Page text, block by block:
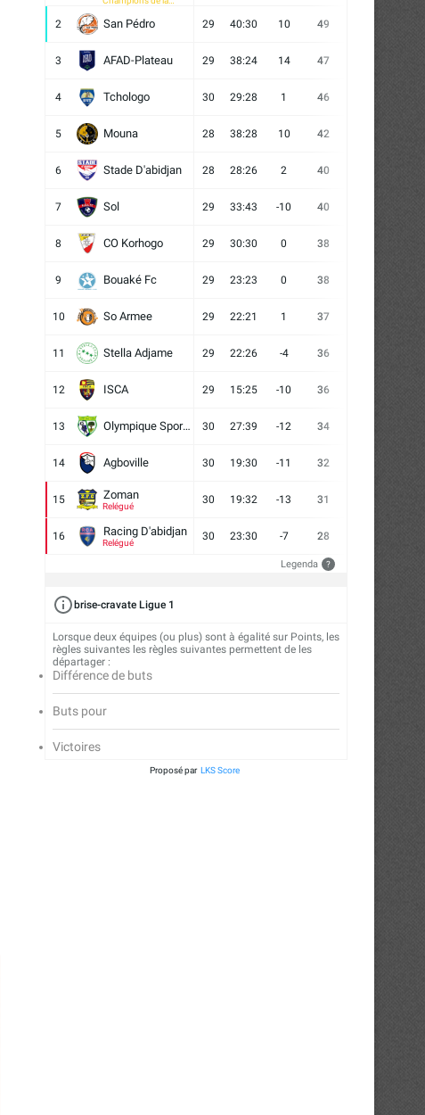
2 San Pédro 29 40:30 10 49
3 AFAD-Plateau 29 38:24 14 47
4 Tchologo 30 29:28 1 46
5 Mouna 28 38:28 10 42
6 Stade D'abidjan 28 28:26 2 40
7 Sol 29 33:43 -10 40
8 CO Korhogo 29 30:30 0 38
9 Bouaké Fc 29 23:23 0 38
10 So Armee 29 22:21 1 37
11 Stella Adjame 29 22:26 -4 36
12 ISCA 29 15:25 -10 36
13 Olympique Sport d'Abobo FC 30 27:39 -12 34
14 Agboville 30 19:30 -11 32
15 Zoman
Relégué
30 19:32 -13 31
16 Racing D'abidjan
Relégué
30 23:30 -7 28
Legenda ?
brise-cravate Ligue 1
Lorsque deux équipes (ou plus) sont à égalité sur Points, les
règles suivantes les règles suivantes permettent de les
départager :
Différence de buts
Buts pour
Victoires
Proposé par LKS Score